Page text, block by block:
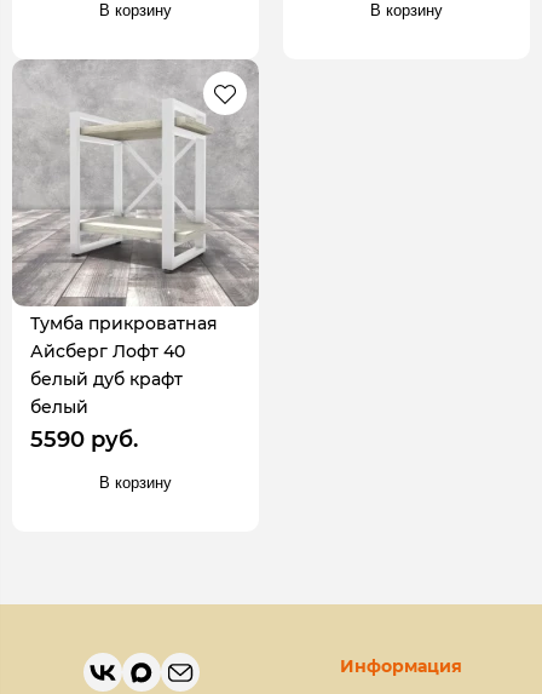
В корзину В корзину
Тумба прикроватная
Айсберг Лофт 40
белый дуб крафт
белый
5590 руб.
В корзину
Информация